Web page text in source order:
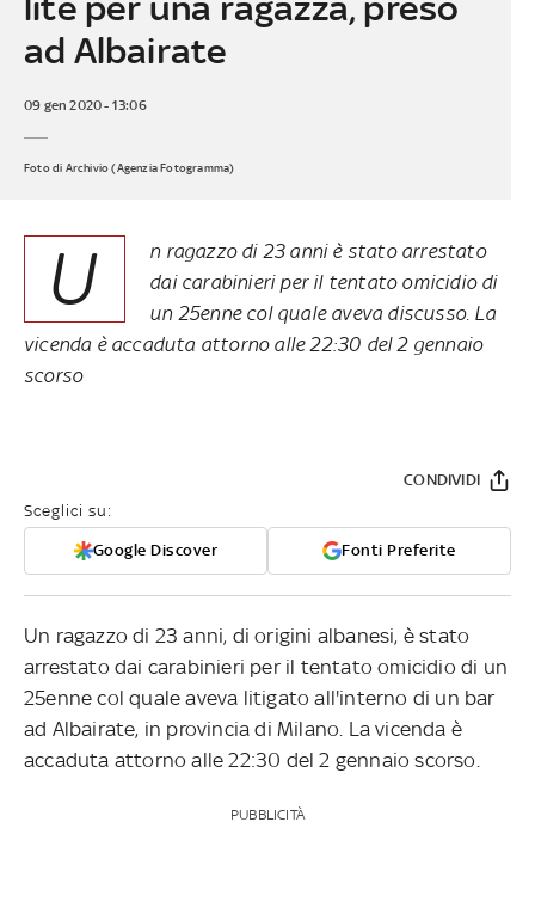
ad Albairate
09 gen 2020 - 13:06
Foto di Archivio (Agenzia Fotogramma)
U
n ragazzo di 23 anni è stato arrestato
dai carabinieri per il tentato omicidio di
un 25enne col quale aveva discusso. La
vicenda è accaduta attorno alle 22:30 del 2 gennaio
scorso
Sceglici su:
Google Discover Fonti Preferite
CONDIVIDI
Un ragazzo di 23 anni, di origini albanesi, è stato
arrestato dai carabinieri per il tentato omicidio di un
25enne col quale aveva litigato all'interno di un bar
ad Albairate, in provincia di Milano. La vicenda è
accaduta attorno alle 22:30 del 2 gennaio scorso.
PUBBLICITÀ